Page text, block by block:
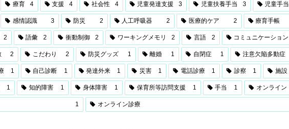
療育 4 支援 4 社会性 4 児童発達支援 3 児童扶養手当 3 児童手当
感情認識 3 防災 2 人工呼吸器 2 医療的ケア 2 療育手帳
2 語彙 2 衝動制御 2 ワーキングメモリ 2 言語 2 コミュニケーション
2 こだわり 2 防災グッズ 1 離婚 1 自閉症 1 注意欠陥多動症
1 自己診断 1 発達外来 1 災害 1 電話診療 1 診察 1 施設
1 知的障害 1 身体障害 1 保育所等訪問支援 1 手当 1 オンライン
1 オンライン診療